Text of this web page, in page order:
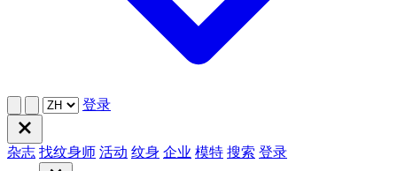
登录
杂志 找纹身师 活动 纹身 企业 模特 搜索 登录